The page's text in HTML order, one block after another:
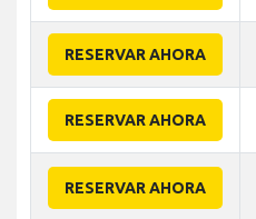
RESERVAR AHORA
RESERVAR AHORA
RESERVAR AHORA